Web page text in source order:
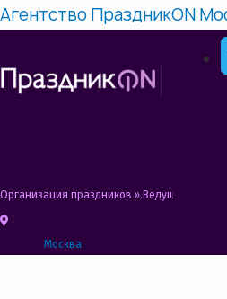
Агентство ПраздникON
Организация праздников » Ведущий на
Москва